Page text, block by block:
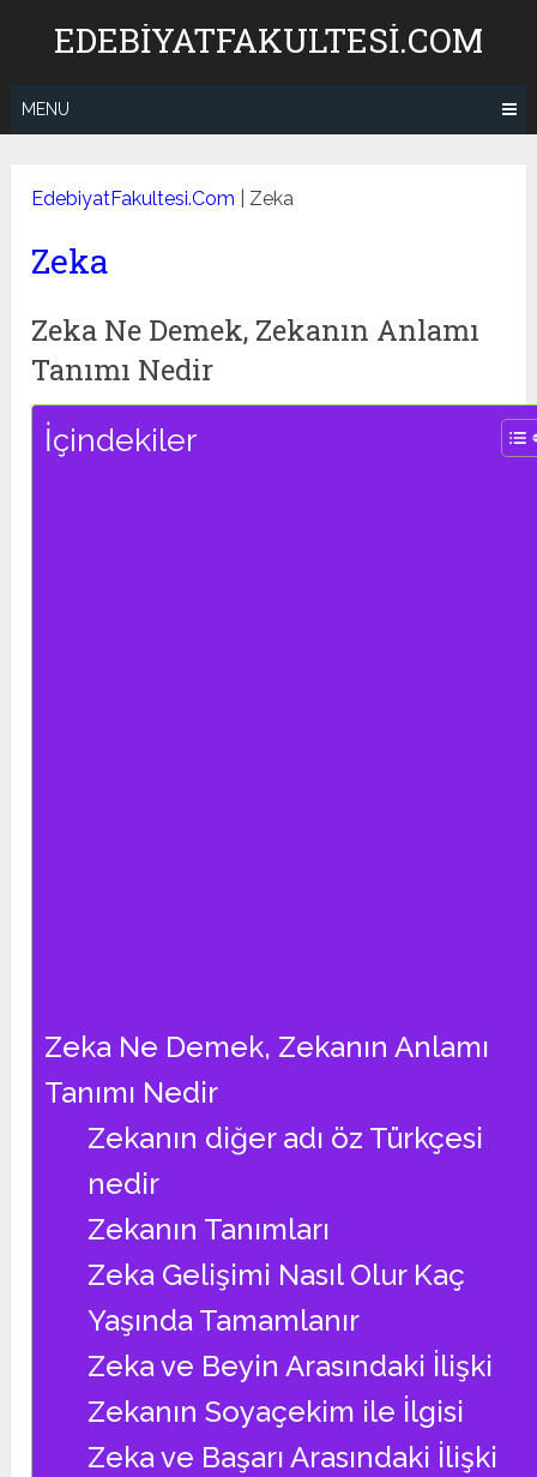
EDEBIYATFAKULTESI.COM
MENU
EdebiyatFakultesi.Com Zeka
Zeka
Zeka Ne Demek, Zekanın Anlamı
Tanımı Nedir
İçindekiler
Zeka Ne Demek, Zekanın Anlamı
Tanımı Nedir
Zekanın diğer adı öz Türkçesi
nedir
Zekanın Tanımları
Zeka Gelişimi Nasıl Olur Kaç
Yaşında Tamamlanır
Zeka ve Beyin Arasındaki İlişki
Zekanın Soyaçekim ile İlgisi
Zeka ve Başarı Arasındaki İlişki